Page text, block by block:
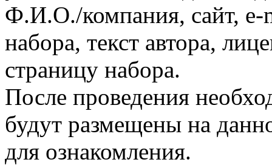
Ф.И.О./компания, сайт, e-
набора, текст автора,
страницу набора.
После проведения
будут размещены на
для ознакомления.